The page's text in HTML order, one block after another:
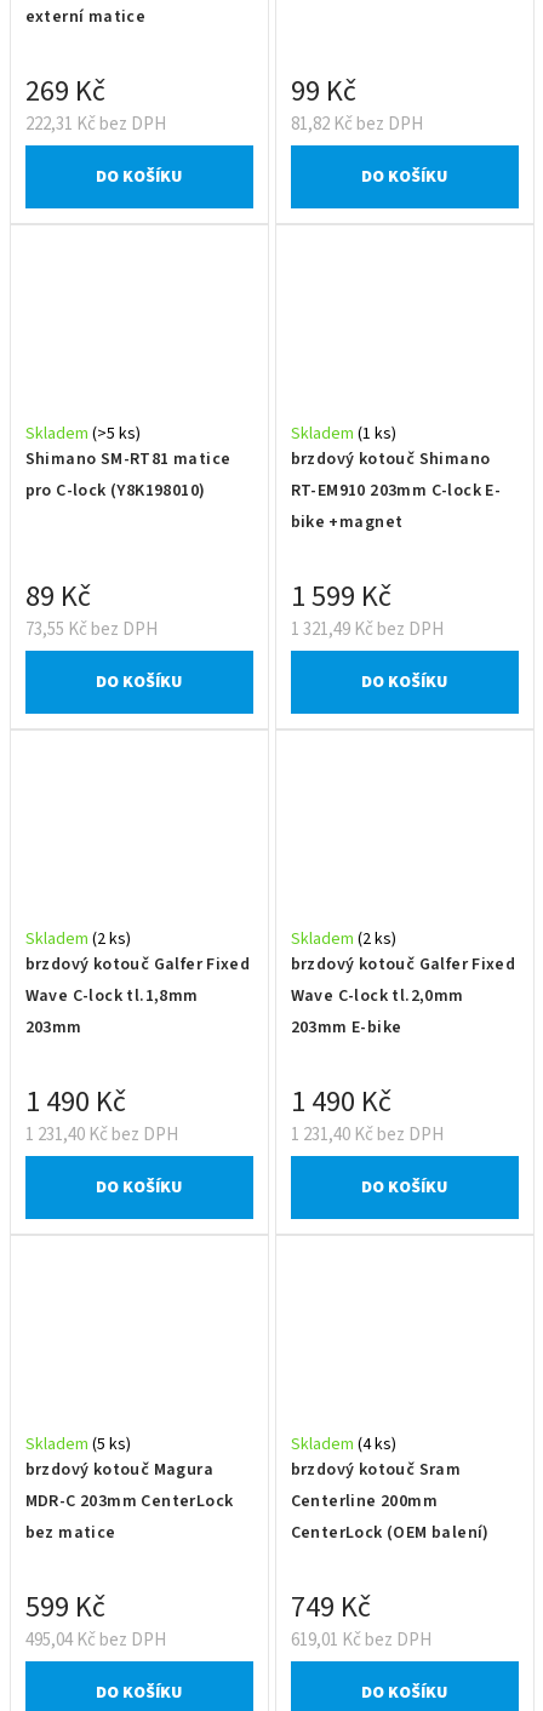
externí matice
222,31 Kč bez DPH
269 Kč
DO KOŠÍKU
81,82 Kč bez DPH
99 Kč
DO KOŠÍKU
Shimano SM-RT81 matice
pro C-lock (Y8K198010)
Skladem (>5 ks)
73,55 Kč bez DPH
89 Kč
DO KOŠÍKU
brzdový kotouč Shimano
RT-EM910 203mm C-lock E-
bike +magnet
Skladem (1 ks)
1 321,49 Kč bez DPH
1 599 Kč
DO KOŠÍKU
brzdový kotouč Galfer Fixed
Wave C-lock tl.1,8mm
203mm
Skladem (2 ks)
1 231,40 Kč bez DPH
1 490 Kč
DO KOŠÍKU
brzdový kotouč Galfer Fixed
Wave C-lock tl.2,0mm
203mm E-bike
Skladem (2 ks)
1 231,40 Kč bez DPH
1 490 Kč
DO KOŠÍKU
brzdový kotouč Magura
MDR-C 203mm CenterLock
bez matice
Skladem (5 ks)
495,04 Kč bez DPH
599 Kč
DO KOŠÍKU
brzdový kotouč Sram
Centerline 200mm
CenterLock (OEM balení)
Skladem (4 ks)
619,01 Kč bez DPH
749 Kč
DO KOŠÍKU